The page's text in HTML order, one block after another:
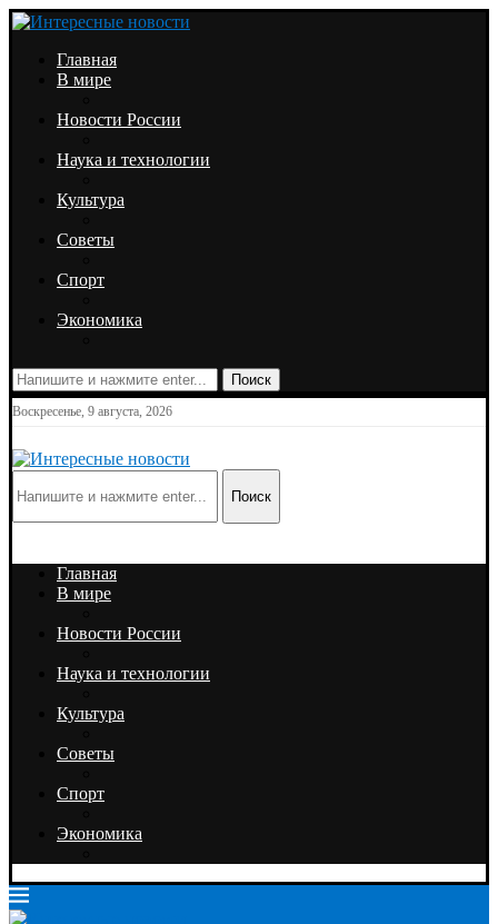
Главная
В мире
Новости России
Наука и технологии
Культура
Советы
Спорт
Экономика
Поиск
Воскресенье, 9 августа, 2026
Поиск
Главная
В мире
Новости России
Наука и технологии
Культура
Советы
Спорт
Экономика